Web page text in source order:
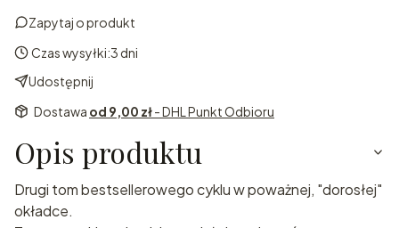
Zapytaj o produkt
Czas wysyłki:3 dni
Udostępnij
Dostawa od 9,00 zł- DHL Punkt Odbioru
Opis produktu
Drugi tom bestsellerowego cyklu w poważnej, "dorosłej"
okładce.